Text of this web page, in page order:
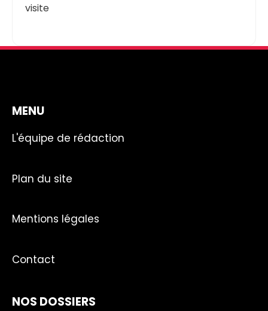
visite
MENU
L'équipe de rédaction
Plan du site
Mentions légales
Contact
NOS DOSSIERS